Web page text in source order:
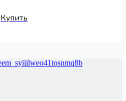
Купить